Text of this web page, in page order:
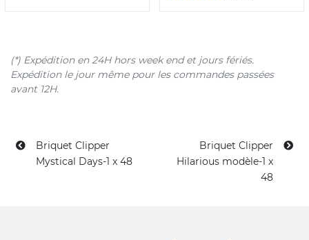
(*) Expédition en 24H hors week end et jours fériés.
Expédition le jour même pour les commandes passées
avant 12H.
Briquet Clipper
Mystical Days-1 x 48
Briquet Clipper
Hilarious modèle-1 x
48